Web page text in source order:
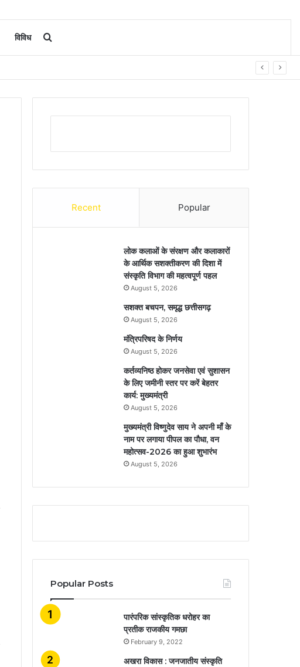
विविध
Recent Popular
लोक कलाओं के संरक्षण और कलाकारों
के आर्थिक सशक्तीकरण की दिशा में
संस्कृति विभाग की महत्वपूर्ण पहल
August 5, 2026
सशक्त बचपन, समृद्ध छत्तीसगढ़
August 5, 2026
मंत्रिपरिषद के निर्णय
August 5, 2026
कर्तव्यनिष्ठ होकर जनसेवा एवं सुशासन
के लिए जमीनी स्तर पर करें बेहतर
कार्य: मुख्यमंत्री
August 5, 2026
मुख्यमंत्री विष्णुदेव साय ने अपनी माँ के
नाम पर लगाया पीपल का पौधा, वन
महोत्सव-2026 का हुआ शुभारंभ
August 5, 2026
Popular Posts
​​​​​​​पारंपरिक सांस्कृतिक धरोहर का
प्रतीक राजकीय गमछा
February 9, 2022
अखरा विकास : जनजातीय संस्कृति